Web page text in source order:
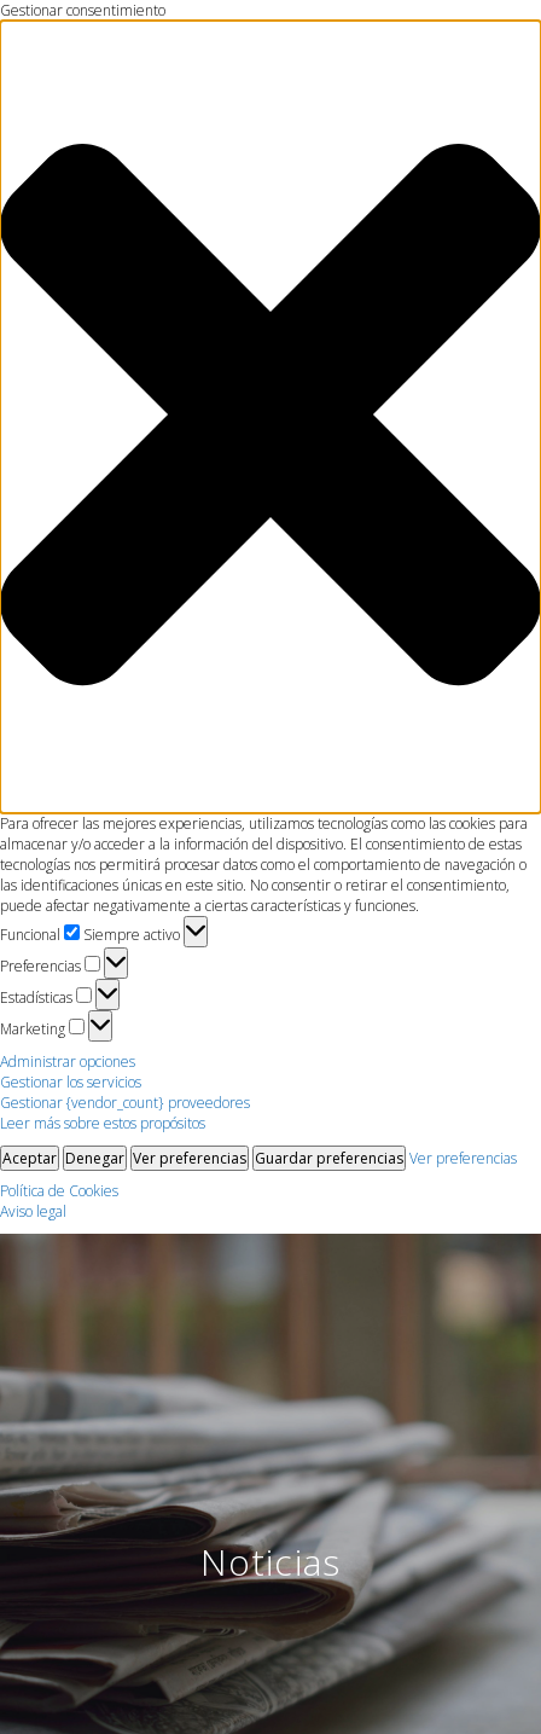
Gestionar consentimiento
Para ofrecer las mejores experiencias, utilizamos tecnologías como las cookies para
almacenar y/o acceder a la información del dispositivo. El consentimiento de estas
tecnologías nos permitirá procesar datos como el comportamiento de navegación o
las identificaciones únicas en este sitio. No consentir o retirar el consentimiento,
puede afectar negativamente a ciertas características y funciones.
Funcional
Funcional
Siempre activo
Preferencias
Preferencias
Estadísticas
Estadísticas
Marketing
Marketing
Administrar opciones
Gestionar los servicios
Gestionar {vendor_count} proveedores
Leer más sobre estos propósitos
Aceptar Denegar Ver preferencias Guardar preferencias Ver preferencias
Política de Cookies
Aviso legal
Noticias